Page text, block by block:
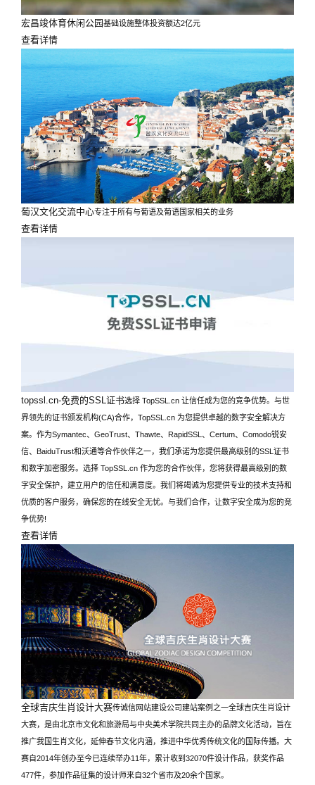
宏昌竣体育休闲公园基础设施整体投资额达2亿元
查看详情
葡汉文化交流中心专注于所有与葡语及葡语国家相关的业务
查看详情
topssl.cn-免费的SSL证书选择 TopSSL.cn 让信任成为您的竞争优势。与世
界领先的证书颁发机构(CA)合作，TopSSL.cn 为您提供卓越的数字安全解决方
案。作为Symantec、GeoTrust、Thawte、RapidSSL、Certum、Comodo锐安
信、BaiduTrust和沃通等合作伙伴之一，我们承诺为您提供最高级别的SSL证书
和数字加密服务。选择 TopSSL.cn 作为您的合作伙伴，您将获得最高级别的数
字安全保护，建立用户的信任和满意度。我们将竭诚为您提供专业的技术支持和
优质的客户服务，确保您的在线安全无忧。与我们合作，让数字安全成为您的竞
争优势!
查看详情
全球吉庆生肖设计大赛传诚信网站建设公司建站案例之一全球吉庆生肖设计
大赛，是由北京市文化和旅游局与中央美术学院共同主办的品牌文化活动，旨在
推广我国生肖文化，延伸春节文化内涵，推进中华优秀传统文化的国际传播。大
赛自2014年创办至今已连续举办11年，累计收到32070件设计作品，获奖作品
477件，参加作品征集的设计师来自32个省市及20余个国家。